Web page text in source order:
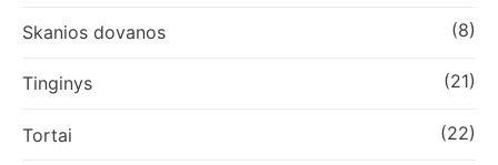
Skanios dovanos (8)
Tinginys (21)
Tortai (22)